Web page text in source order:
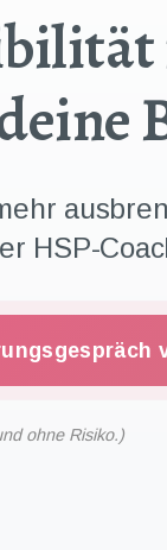
HSP-
ohne Risiko.)